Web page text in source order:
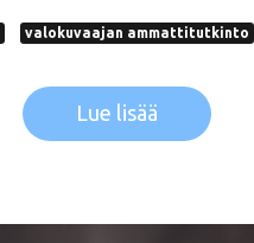
valokuvaajan ammattitutkinto
Lue lisää